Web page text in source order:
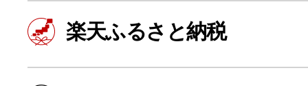
楽天ふるさと納税